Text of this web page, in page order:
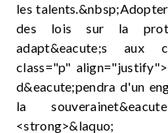
les
des lois sur la
adapt&eacute;s aux
class="p"
d&eacute;pendra d'un
la
<strong>&laquo;